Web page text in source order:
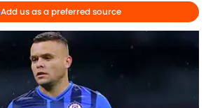
Add us as a preferred source